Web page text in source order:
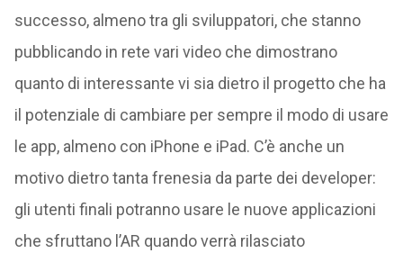
successo, almeno tra gli sviluppatori, che stanno
pubblicando in rete vari video che dimostrano
quanto di interessante vi sia dietro il progetto che ha
il potenziale di cambiare per sempre il modo di usare
le app, almeno con iPhone e iPad. C’è anche un
motivo dietro tanta frenesia da parte dei developer:
gli utenti finali potranno usare le nuove applicazioni
che sfruttano l’AR quando verrà rilasciato